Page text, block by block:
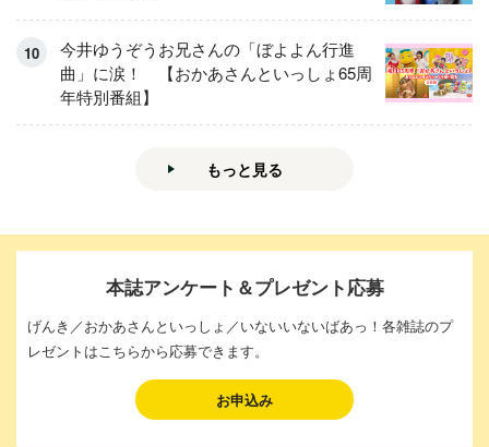
今井ゆうぞうお兄さんの「ぼよよん行進
曲」に涙！ 【おかあさんといっしょ65周
年特別番組】
もっと見る
本誌アンケート＆プレゼント応募
げんき／おかあさんといっしょ／いないいないばあっ！各雑誌のプ
レゼントはこちらから応募できます。
お申込み